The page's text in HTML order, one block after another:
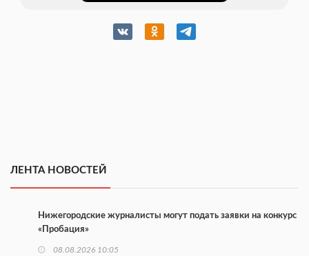
ЛЕНТА НОВОСТЕЙ
Нижегородские журналисты могут подать заявки на конкурс
«Пробация»
08.08.2026 10:05